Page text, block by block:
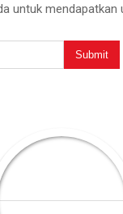
untuk mendapatkan